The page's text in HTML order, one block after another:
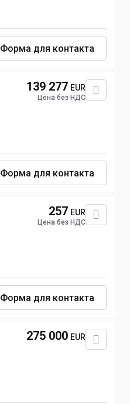
Форма для контакта
139 277 EUR
Цена без НДС
Форма для контакта
257 EUR
Цена без НДС
Форма для контакта
275 000 EUR